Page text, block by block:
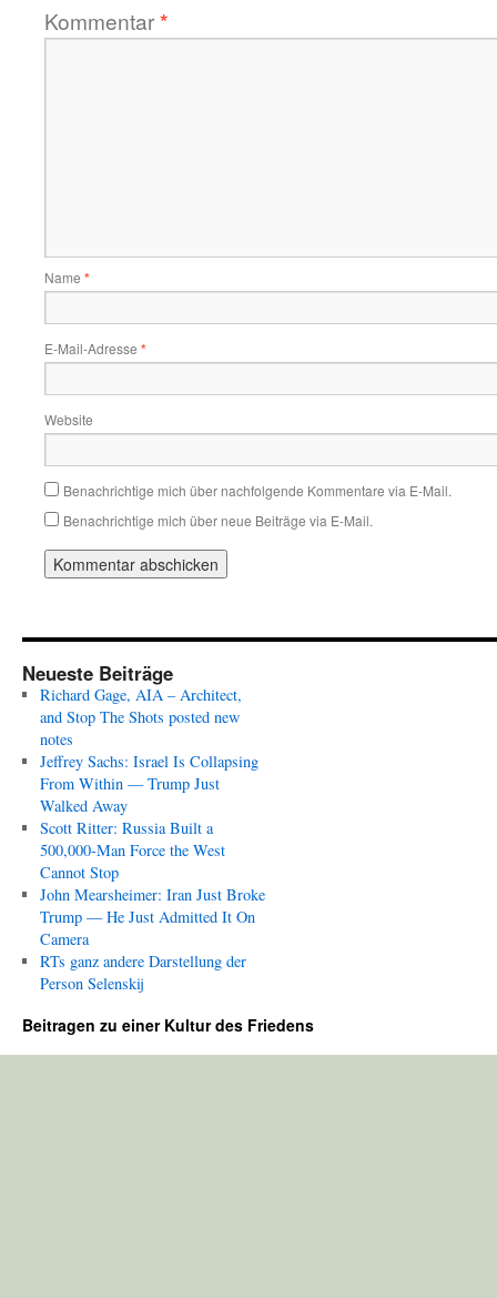
Kommentar*
Name *
E-Mail-Adresse *
Website
Benachrichtige mich über nachfolgende Kommentare via E-Mail.
Benachrichtige mich über neue Beiträge via E-Mail.
Neueste Beiträge
Richard Gage, AIA – Architect,
and Stop The Shots posted new
notes
Jeffrey Sachs: Israel Is Collapsing
From Within — Trump Just
Walked Away
Scott Ritter: Russia Built a
500,000-Man Force the West
Cannot Stop
John Mearsheimer: Iran Just Broke
Trump — He Just Admitted It On
Camera
RTs ganz andere Darstellung der
Person Selenskij
Beitragen zu einer Kultur des Friedens